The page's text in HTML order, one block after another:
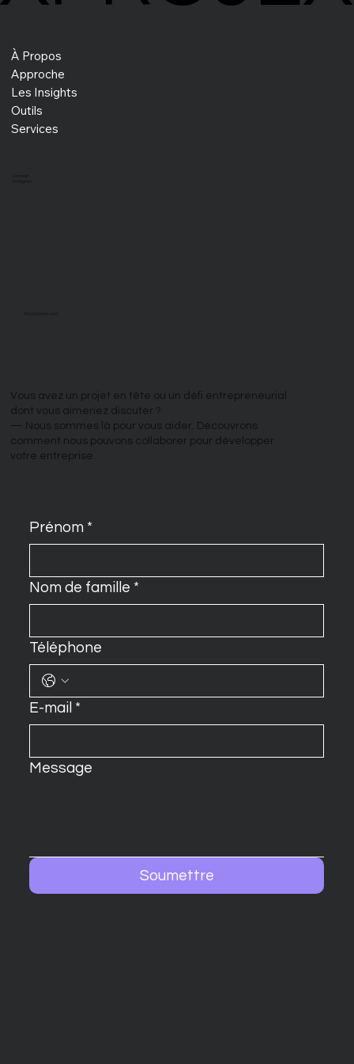
Résoudre les problèmes insolubles : le
À Propos
Approche
Les Insights
Outils
Services
Vous avez un projet en tête ou un défi entrepreneurial
dont vous aimeriez discuter ?
— Nous sommes là pour vous aider. Découvrons
comment nous pouvons collaborer pour développer
votre entreprise.
Prénom *
Nom de famille *
Téléphone
E-mail *
Message
Soumettre